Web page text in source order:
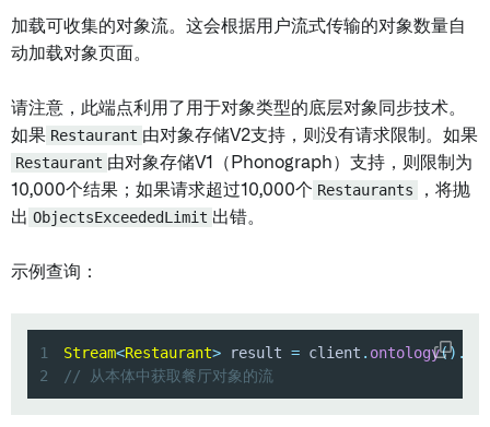
加载可收集的对象流。这会根据用户流式传输的对象数量自
动加载对象页面。
请注意，此端点利用了用于对象类型的底层对象同步技术。
如果 Restaurant 由对象存储V2支持，则没有请求限制。如果
Restaurant 由对象存储V1（Phonograph）支持，则限制为
10,000个结果；如果请求超过10,000个 Restaurants
，将抛
出 ObjectsExceededLimit 出错。
示例查询：
1 Stream<Restaurant> result = client . ontology() .
2
// 从本体中获取餐厅对象的流